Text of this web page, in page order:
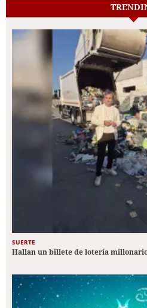
SUERTE
Hallan un billete de lotería